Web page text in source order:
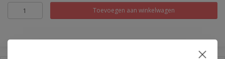
Toevoegen aan winkelwagen